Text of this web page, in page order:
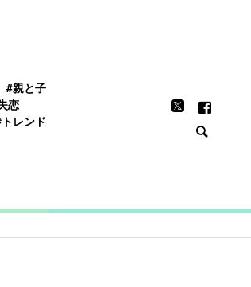
#親と子
恋
レンド